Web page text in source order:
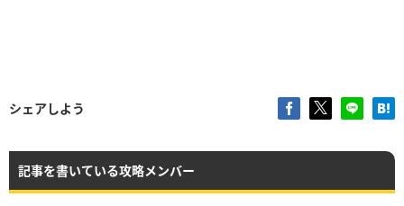
シェアしよう
記事を書いている攻略メンバー